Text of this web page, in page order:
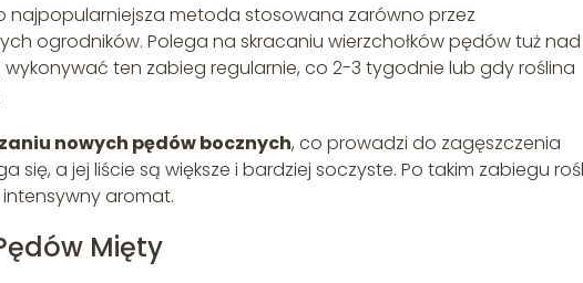
najpopularniejsza metoda stosowana zarówno przez
ogrodników. Polega na skracaniu wierzchołków pędów tuż nad
wykonywać ten zabieg regularnie, co 2-3 tygodnie lub gdy roślina
nowych pędów bocznych, co prowadzi do zagęszczenia
się, a jej liście są większe i bardziej soczyste. Po takim zabiegu
aromat.
Mięty